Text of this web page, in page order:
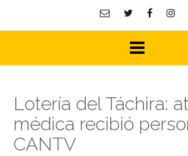
Lotería del Táchira:
médica recibió
CANTV